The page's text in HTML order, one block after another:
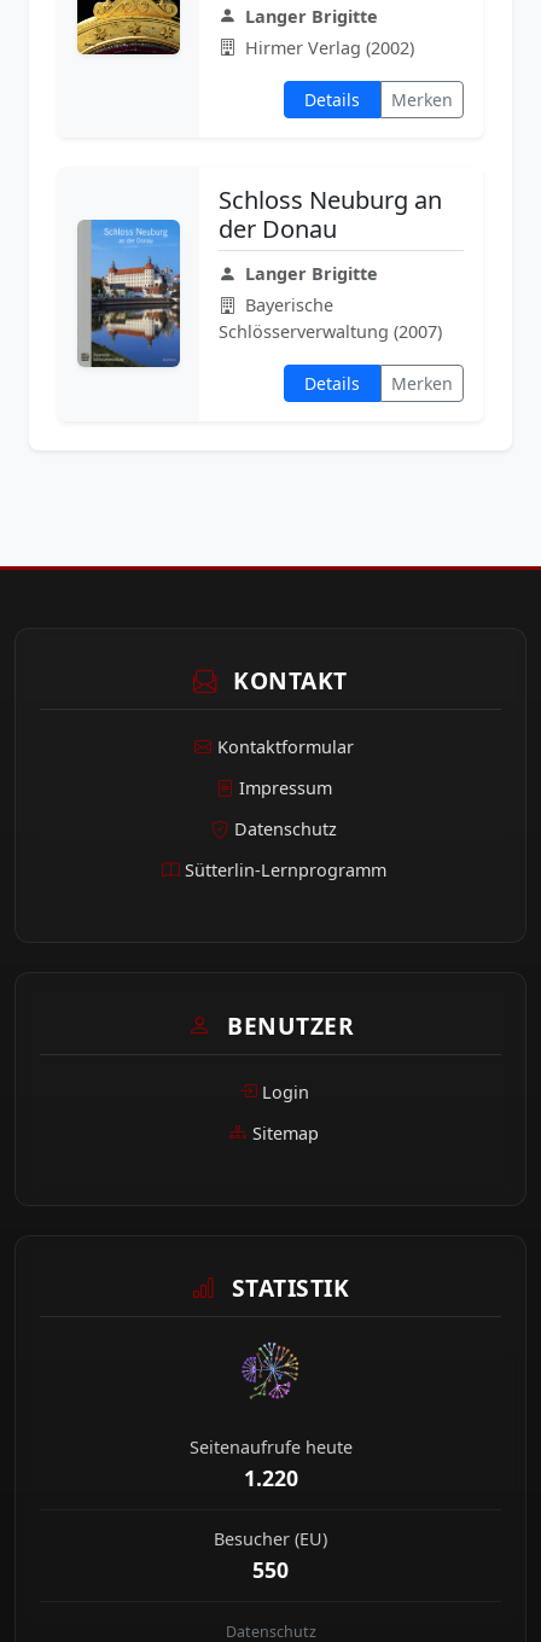
Langer Brigitte
Hirmer Verlag (2002)
Details Merken
Schloss Neuburg an
der Donau
Langer Brigitte
Bayerische
Schlösserverwaltung (2007)
Details Merken
KONTAKT
Kontaktformular
Impressum
Datenschutz
Sütterlin-Lernprogramm
BENUTZER
Login
Sitemap
STATISTIK
Seitenaufrufe heute
1.220
Besucher (EU)
550
Datenschutz